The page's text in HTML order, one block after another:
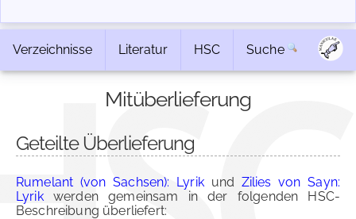
Verzeichnisse Literatur HSC Suche
Mitüberlieferung
Geteilte Überlieferung
Rumelant (von Sachsen): Lyrikund Zilies von Sayn:
Lyrikwerden gemeinsam in der folgenden HSC-
Beschreibung überliefert: